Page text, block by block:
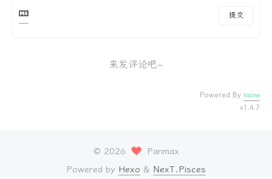
提交
来发评论吧~
Powered By Valine
v1.4.7
© 2026
Panmax
Powered by Hexo & NexT.Pisces